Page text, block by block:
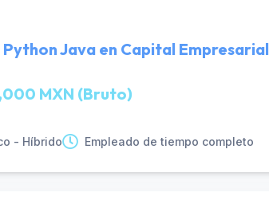
Java en Capital Empresarial
MXN (Bruto)
- Híbrido Empleado de tiempo completo